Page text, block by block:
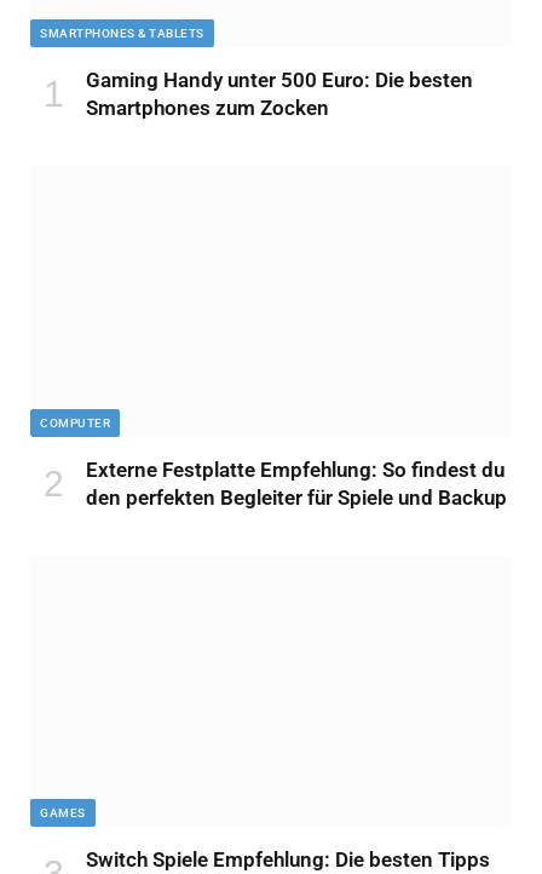
SMARTPHONES & TABLETS
Gaming Handy unter 500 Euro: Die besten
Smartphones zum Zocken
COMPUTER
Externe Festplatte Empfehlung: So findest du
den perfekten Begleiter für Spiele und Backup
GAMES
Switch Spiele Empfehlung: Die besten Tipps